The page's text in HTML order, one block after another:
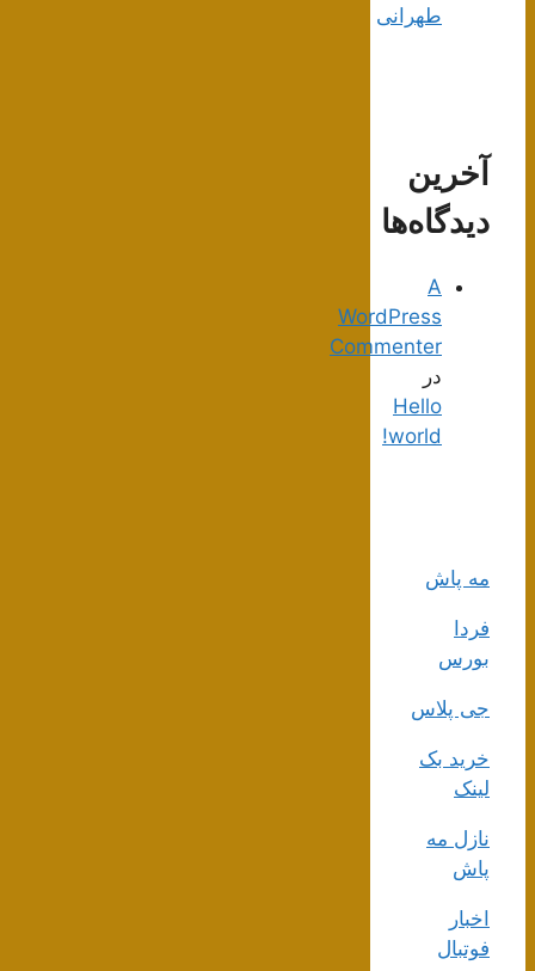
طهرانی
آخرین
دیدگاه‌ها
A
WordPress
Commenter
در
Hello
world!
مه پاش
فردا
بورس
جی پلاس
خرید بک
لینک
نازل مه
پاش
اخبار
فوتبال